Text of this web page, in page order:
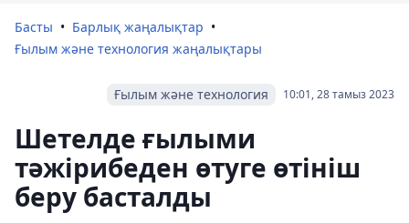
Басты
Барлық жаңалықтар
Ғылым және технология жаңалықтары
10:01, 28 тамыз 2023
Ғылым және технология
Шетелде ғылыми
тәжірибеден өтуге өтініш
беру басталды